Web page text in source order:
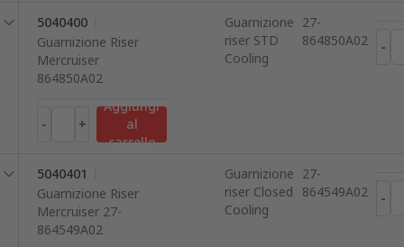
5040400
Guarnizione Riser
Mercruiser
864850A02
- +
Aggiungi
al
carrello
Guarnizione
riser STD
Cooling
27-
864850A02
-
5040401
Guarnizione Riser
Mercruiser 27-
864549A02
Guarnizione
riser Closed
Cooling
27-
864549A02
-